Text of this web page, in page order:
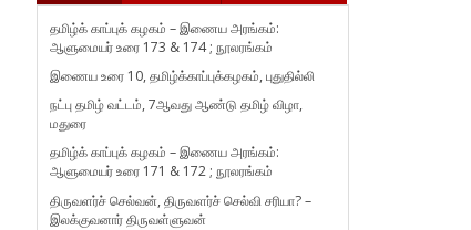
தமிழ்க் காப்புக் கழகம் – இணைய அரங்கம்:
ஆளுமையர் உரை 173 & 174 ; நூலரங்கம்
இணைய உரை 10, தமிழ்க்காப்புக்கழகம், புதுதில்லி
நட்பு தமிழ் வட்டம், 7ஆவது ஆண்டு தமிழ் விழா,
மதுரை
தமிழ்க் காப்புக் கழகம் – இணைய அரங்கம்:
ஆளுமையர் உரை 171 & 172 ; நூலரங்கம்
திருவளர்ச் செல்வன், திருவளர்ச் செல்வி சரியா? –
இலக்குவனார் திருவள்ளுவன்